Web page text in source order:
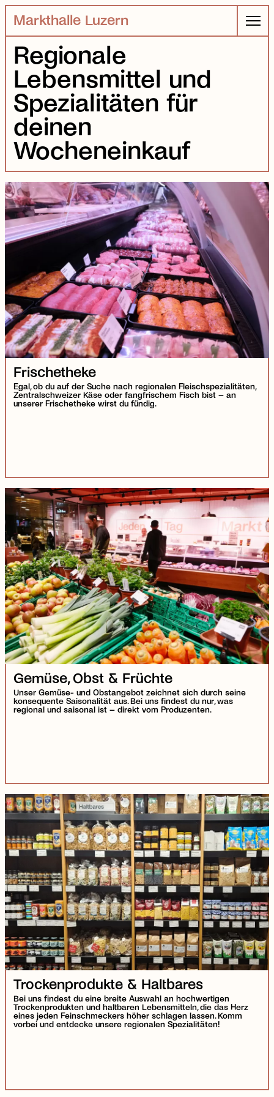
Markthalle Luzern
Regionale
Lebensmittel und
Spezialitäten für
deinen
Wocheneinkauf
Frischetheke
Egal, ob du auf der Suche nach regionalen Fleischspezialitäten,
Zentralschweizer Käse oder fangfrischem Fisch bist – an
unserer Frischetheke wirst du fündig.
Gemüse, Obst & Früchte
Unser Gemüse- und Obstangebot zeichnet sich durch seine
konsequente Saisonalität aus. Bei uns findest du nur, was
regional und saisonal ist – direkt vom Produzenten.
Trockenprodukte & Haltbares
Bei uns findest du eine breite Auswahl an hochwertigen
Trockenprodukten und haltbaren Lebensmitteln, die das Herz
eines jeden Feinschmeckers höher schlagen lassen. Komm
vorbei und entdecke unsere regionalen Spezialitäten!